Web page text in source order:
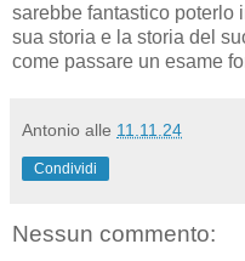
sarebbe fantastico poterlo
sua storia e la storia del
come passare un esame
Antonio alle 11.11.24
Condividi
Nessun commento: